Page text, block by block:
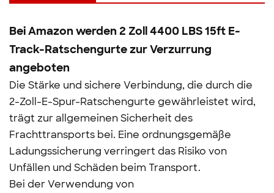
Bei Amazon werden 2 Zoll 4400 LBS 15ft E-
Track-Ratschengurte zur Verzurrung
angeboten
Die Stärke und sichere Verbindung, die durch die
2-Zoll-E-Spur-Ratschengurte gewährleistet wird,
trägt zur allgemeinen Sicherheit des
Frachttransports bei. Eine ordnungsgemäße
Ladungssicherung verringert das Risiko von
Unfällen und Schäden beim Transport.
Bei der Verwendung von